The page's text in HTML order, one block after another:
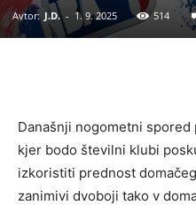
Avtor: J.D. - 1. 9. 2025 514
Današnji nogometni
kjer bodo številni klubi
izkoristiti prednost
zanimivi dvoboji tako v